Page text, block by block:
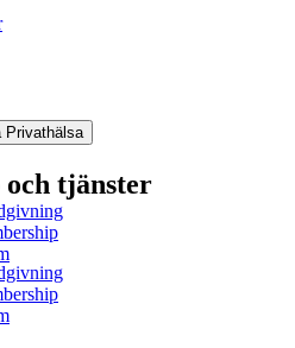
Privathälsa
tjänster